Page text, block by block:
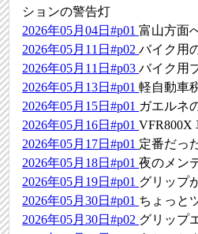
ションの警告灯
2026年05月04日#p01富山方面
2026年05月11日#p02バイク用
2026年05月11日#p03バイク用
2026年05月13日#p01軽自動車
2026年05月15日#p01 ガエルネ
2026年05月16日#p01VFR800X
2026年05月17日#p01 定番だっ
2026年05月18日#p01夜のメン
2026年05月19日#p01 グリップ
2026年05月30日#p01 ちょっと
2026年05月30日#p02 グリップ